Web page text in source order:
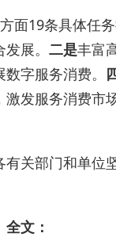
面19条具体任务
展。 二是丰富
字服务消费。
发服务消费市场
有关部门和单
文：